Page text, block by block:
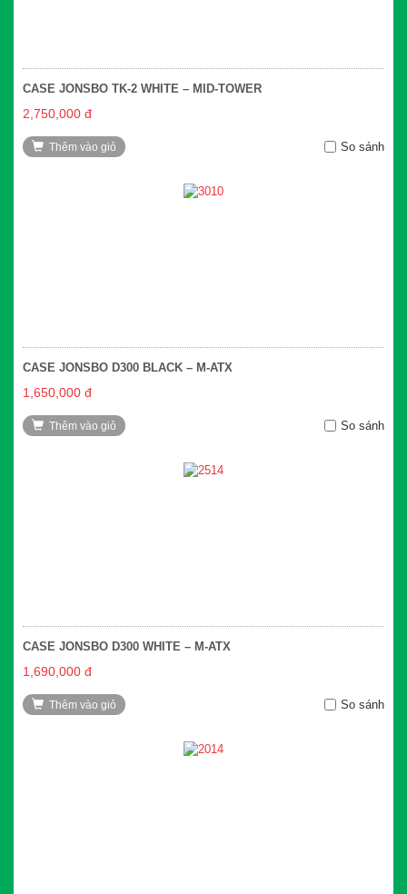
CASE JONSBO TK-2 WHITE – MID-TOWER
2,750,000 đ
Thêm vào giỏ So sánh
CASE JONSBO D300 BLACK – M-ATX
1,650,000 đ
Thêm vào giỏ So sánh
CASE JONSBO D300 WHITE – M-ATX
1,690,000 đ
Thêm vào giỏ So sánh